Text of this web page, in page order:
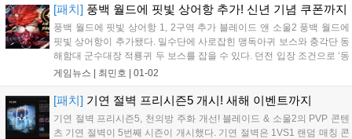
신...
[패치] 풍백 월드에 핏빛 상어항 추가! 신년 기념 쿠폰까지
풍백 월드에 핏빛 상어항 1, 2구역 추가 블레이드 앤 소울2 풍백 월드에
핏빛 상어항이 추가됐다. 밀수단에 사로잡힌 맹독아귀 보스와 충각단 동
해함대 군수대장 적룡귀 두 보스를 잡을 수 있다. 던전 입장 조건으로 ‘동
해를 호령하는’ 퀘스트를 완료해야 하며, 던전의 난이도의 필요 레벨은 1
게임뉴스 | 최민호 | 01-02
[패치] 기연 절벽 프리시즌5 개시! 새해 이벤트까지
기연 절벽 프리시즌5, 천의방 주화 개선! 블레이드 & 소울2의 PVP 콘텐
츠 기연 절벽이 5번째 시즌이 개시했다. 기연 절벽은 1VS1 랜덤 매칭 콘